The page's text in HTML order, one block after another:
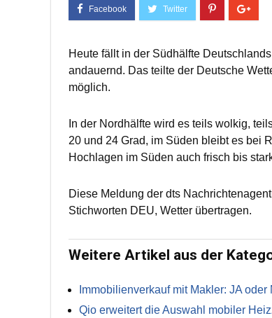
Heute fällt in der Südhälfte
andauernd. Das teilte der Deutsche
möglich.
In der Nordhälfte wird es teils wolkig,
20 und 24 Grad, im Süden bleibt es bei
Hochlagen im Süden auch frisch bis
Diese Meldung der dts
Stichworten DEU, Wetter übertragen.
Weitere Artikel aus der
Immobilienverkauf mit Makler: JA oder
Qio erweitert die Auswahl mobiler